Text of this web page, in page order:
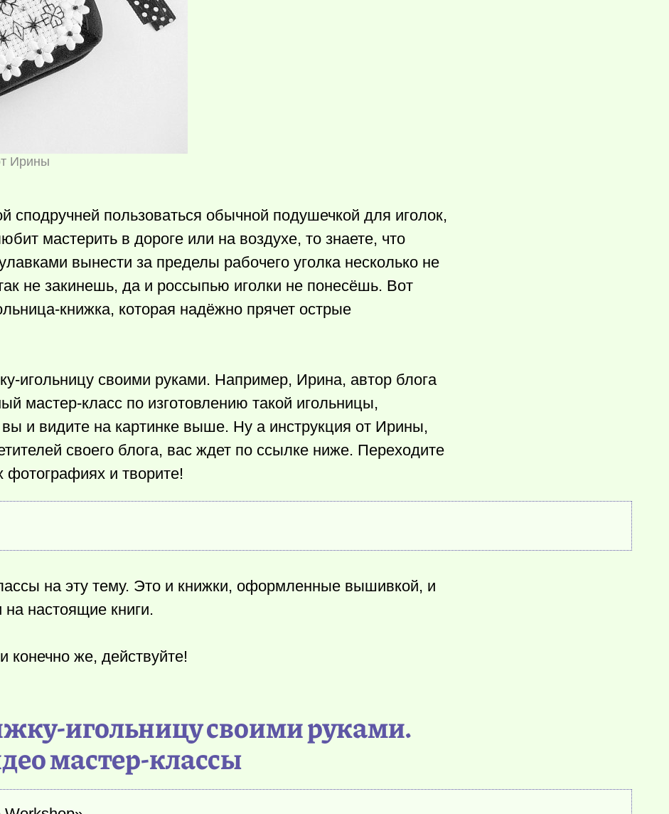
Ирины
сподручней пользоваться обычной подушечкой для иголок,
мастерить в дороге или на воздухе, то знаете, что
вынести за пределы рабочего уголка несколько не
не закинешь, да и россыпью иголки не понесёшь. Вот
книжка, которая надёжно прячет острые
игольницу своими руками. Например, Ирина, автор блога
мастер-класс по изготовлению такой игольницы,
и видите на картинке выше. Ну а инструкция от Ирины,
своего блога, вас ждет по ссылке ниже. Переходите
фотографиях и творите!
на эту тему. Это и книжки, оформленные вышивкой, и
настоящие книги.
конечно же, действуйте!
игольницу своими руками.
мастер-классы